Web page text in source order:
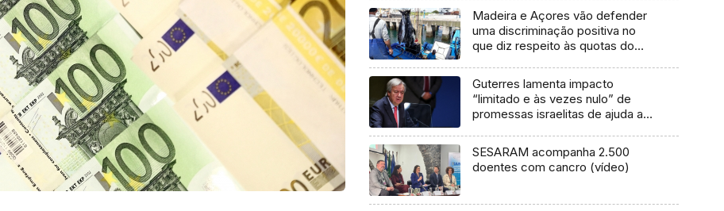
Madeira e Açores vão defender
uma discriminação positiva no
que diz respeito às quotas do
Guterres lamenta impacto
“limitado e às vezes nulo” de
promessas israelitas de ajuda a
SESARAM acompanha 2.500
doentes com cancro (vídeo)